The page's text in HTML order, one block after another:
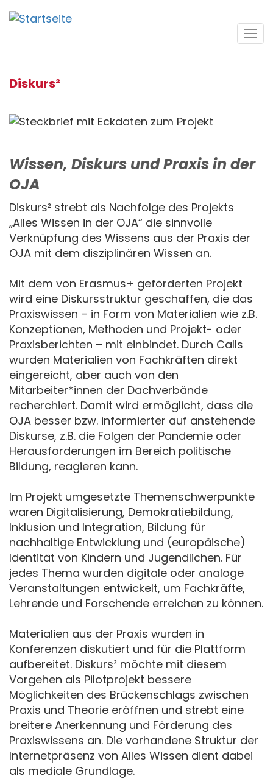
Direkt
zum
Diskurs²
Wissen, Diskurs und Praxis in der
OJA
Diskurs² strebt als Nachfolge des Projekts
„Alles Wissen in der OJA“ die sinnvolle
Verknüpfung des Wissens aus der Praxis der
OJA mit dem disziplinären Wissen an.
Mit dem von Erasmus+ geförderten Projekt
wird eine Diskursstruktur geschaffen, die das
Praxiswissen – in Form von Materialien wie z.B.
Konzeptionen, Methoden und Projekt- oder
Praxisberichten – mit einbindet. Durch Calls
wurden Materialien von Fachkräften direkt
eingereicht, aber auch von den
Mitarbeiter*innen der Dachverbände
recherchiert. Damit wird ermöglicht, dass die
OJA besser bzw. informierter auf anstehende
Diskurse, z.B. die Folgen der Pandemie oder
Herausforderungen im Bereich politische
Bildung, reagieren kann.
Im Projekt umgesetzte Themenschwerpunkte
waren Digitalisierung, Demokratiebildung,
Inklusion und Integration, Bildung für
nachhaltige Entwicklung und (europäische)
Identität von Kindern und Jugendlichen. Für
jedes Thema wurden digitale oder analoge
Veranstaltungen entwickelt, um Fachkräfte,
Lehrende und Forschende erreichen zu können.
Materialien aus der Praxis wurden in
Konferenzen diskutiert und für die Plattform
aufbereitet. Diskurs² möchte mit diesem
Vorgehen als Pilotprojekt bessere
Möglichkeiten des Brückenschlags zwischen
Praxis und Theorie eröffnen und strebt eine
breitere Anerkennung und Förderung des
Praxiswissens an. Die vorhandene Struktur der
Internetpräsenz von Alles Wissen dient dabei
als mediale Grundlage.